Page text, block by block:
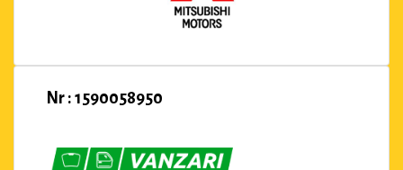
Nr : 1590058950